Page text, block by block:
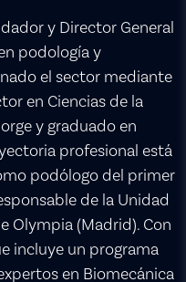
y Director General
podología y
el sector mediante
en Ciencias de la
y graduado en
profesional está
podólogo del primer
de la Unidad
Olympia (Madrid). Con
incluye un programa
en Biomecánica